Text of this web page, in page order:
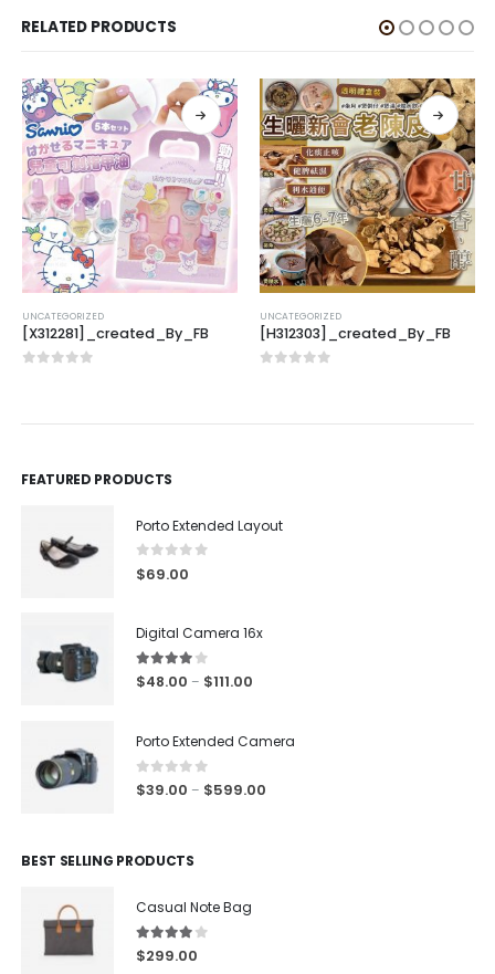
RELATED PRODUCTS
UNCATEGORIZED
[X312281]_created_By_FB
UNCATEGORIZED
[H312303]_created_By_FB
FEATURED PRODUCTS
Porto Extended Layout
0 out of 5
$69.00
Digital Camera 16x
4.00out of 5
$48.00 – $111.00
Porto Extended Camera
0out of 5
$39.00 – $599.00
BEST SELLING PRODUCTS
Casual Note Bag
4.00out of 5
$299.00